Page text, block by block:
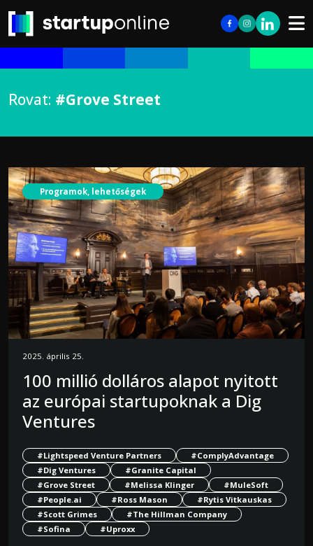
Rovat: #Grove Street
Programok, lehetőségek
2025. április 25.
100 millió dolláros alapot nyitott
az európai startupoknak a Dig
Ventures
#Lightspeed Venture Partners
#ComplyAdvantage
#Dig Ventures
#Granite Capital
#Grove Street
#Melissa Klinger
#MuleSoft
#People.ai
#Ross Mason
#Rytis Vitkauskas
#Scott Grimes
#The Hillman Company
#Sofina
#Uproxx